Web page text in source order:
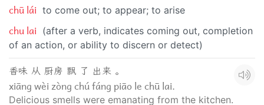
chū lái to come out; to appear; to arise
chu lai (after a verb, indicates coming out, completion
of an action, or ability to discern or detect)
香味 从 厨房 飘 了 出来 。
xiāng wèi zòng chú fáng piāo le chū lai.
Delicious smells were emanating from the kitchen.